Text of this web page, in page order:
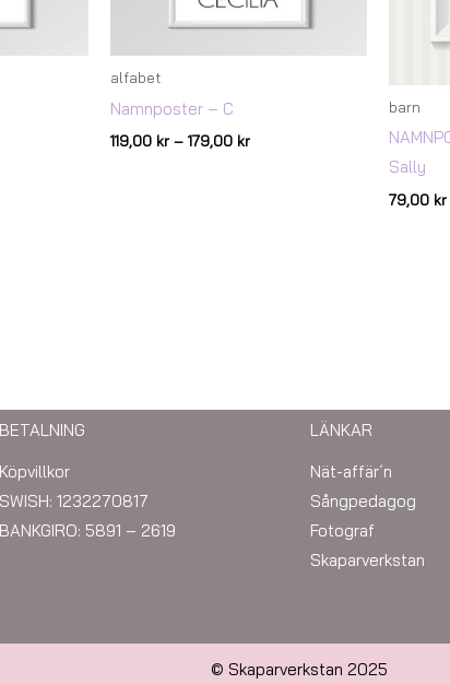
alfabet
Namnposter – C
119,00 kr – 179,00 kr
barn
Sally
79,00 kr
BETALNING
Köpvillkor
SWISH: 1232270817
BANKGIRO: 5891 – 2619
LÄNKAR
Nät-affär´n
Sångpedagog
Fotograf
Skaparverkstan
© Skaparverkstan 2025